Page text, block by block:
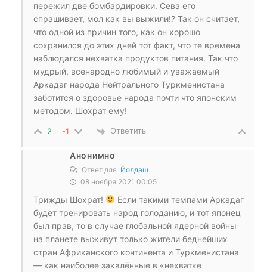
пережил две бомбардировки. Сева его
спрашивает, мол как вы выжили!? Так он считает,
что одной из причин того, как он хорошо
сохранился до этих дней тот факт, что те времена
наблюдался нехватка продуктов питания. Так что
мудрый, всенародно любимый и уважаемый
Аркадаг народа Нейтрального Туркменистана
заботится о здоровье народа почти что японским
методом. Шохрат ему!
2 -1 Ответить
Анонимно
Ответ для Йолдаш
08 ноября 2021 00:05
Трижды Шохрат!
Если такими темпами Аркадаг
будет тренировать народ голоданию, и тот японец
был прав, то в случае глобальной ядерной войны
на планете выживут только жители беднейших
стран Африканского континента и Туркменистана
— как наиболее закалённые в «нехватке